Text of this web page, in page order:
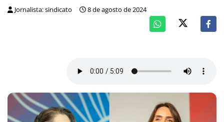
Jornalista: sindicato 8 de agosto de 2024